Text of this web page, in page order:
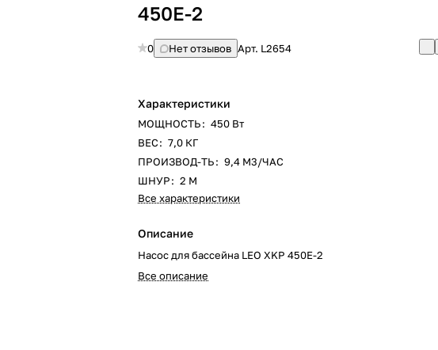
450E-2
0 Нет отзывов Арт. L2654
Характеристики
МОЩНОСТЬ: 450 Вт
ВЕС: 7,0 КГ
ПРОИЗВОД-ТЬ: 9,4 М3/ЧАС
ШНУР: 2 М
Все характеристики
Описание
Насос для бассейна LEO XKP 450E-2
Все описание